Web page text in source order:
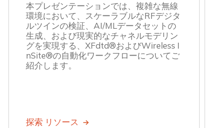
本プレゼンテーションでは、複雑な無線
環境において、スケーラブルなRFデジタ
ルツインの検証、AI/MLデータセットの
生成、および現実的なチャネルモデリン
グを実現する、XFdtd®およびWireless I
nSite®の自動化ワークフローについてご
紹介します。
探索 リソース